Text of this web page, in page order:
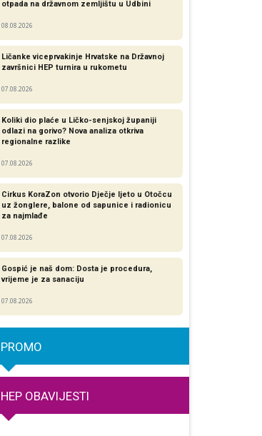
otpada na državnom zemljištu u Udbini
08.08.2026
Ličanke viceprvakinje Hrvatske na Državnoj
završnici HEP turnira u rukometu
07.08.2026
Koliki dio plaće u Ličko-senjskoj županiji
odlazi na gorivo? Nova analiza otkriva
regionalne razlike​
07.08.2026
Cirkus KoraZon otvorio Dječje ljeto u Otočcu
uz žonglere, balone od sapunice i radionicu
za najmlađe
07.08.2026
Gospić je naš dom: Dosta je procedura,
vrijeme je za sanaciju
07.08.2026
PROMO
HEP OBAVIJESTI